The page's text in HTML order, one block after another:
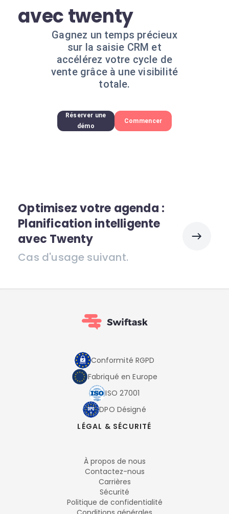
avec twenty
Gagnez un temps précieux
sur la saisie CRM et
accélérez votre cycle de
vente grâce à une visibilité
totale.
Réserver une
démo
Commencer
Optimisez votre agenda :
Planification intelligente
avec Twenty
Cas d'usage suivant.
Conformité RGPD
Fabriqué en Europe
ISO 27001
DPO Désigné
LÉGAL & SÉCURITÉ
À propos de nous
Contactez-nous
Carrières
Sécurité
Politique de confidentialité